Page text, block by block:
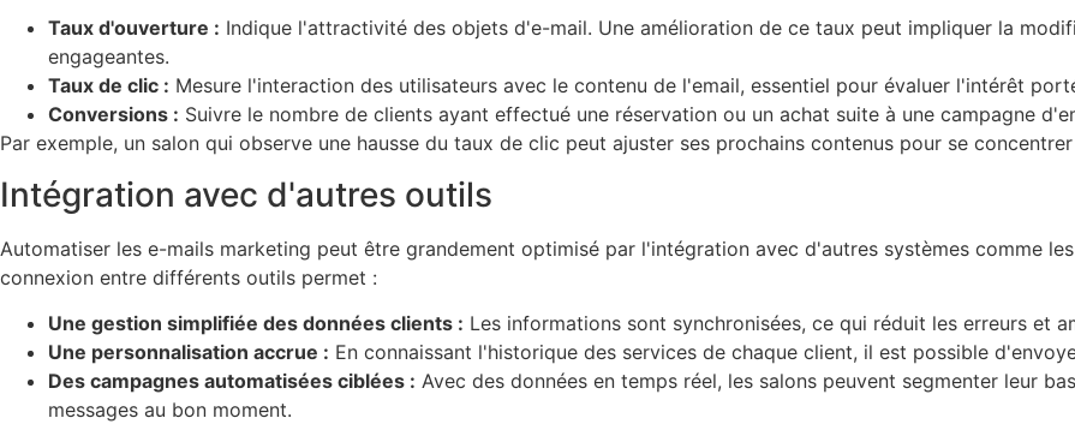
Taux d'ouverture : Indique l'attractivité des objets d'e-mail. Une amélioration de ce taux peut impliquer la
engageantes.
Taux de clic : Mesure l'interaction des utilisateurs avec le contenu de l'email, essentiel pour évaluer l'intérêt
Conversions : Suivre le nombre de clients ayant effectué une réservation ou un achat suite à une campagne
Par exemple, un salon qui observe une hausse du taux de clic peut ajuster ses prochains contenus pour se
Intégration avec d'autres outils
Automatiser les e-mails marketing peut être grandement optimisé par l'intégration avec d'autres systèmes comme
connexion entre différents outils permet :
Une gestion simplifiée des données clients : Les informations sont synchronisées, ce qui réduit les erreurs et
Une personnalisation accrue : En connaissant l'historique des services de chaque client, il est possible
Des campagnes automatisées ciblées : Avec des données en temps réel, les salons peuvent segmenter leur
messages au bon moment.